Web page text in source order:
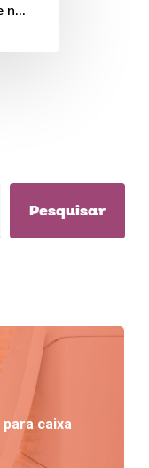
Pesquisar
caixa